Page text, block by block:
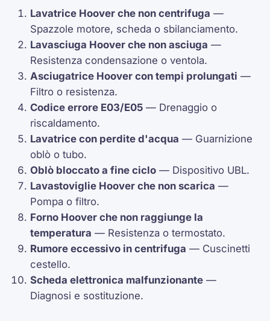
Lavatrice Hoover che non centrifuga —
Spazzole motore, scheda o sbilanciamento.
Lavasciuga Hoover che non asciuga —
Resistenza condensazione o ventola.
Asciugatrice Hoover con tempi prolungati —
Filtro o resistenza.
Codice errore E03/E05 — Drenaggio o
riscaldamento.
Lavatrice con perdite d'acqua — Guarnizione
oblò o tubo.
Oblò bloccato a fine ciclo — Dispositivo UBL.
Lavastoviglie Hoover che non scarica —
Pompa o filtro.
Forno Hoover che non raggiunge la
temperatura — Resistenza otermostato.
Rumore eccessivo in centrifuga — Cuscinetti
cestello.
Scheda elettronica malfunzionante —
Diagnosi e sostituzione.